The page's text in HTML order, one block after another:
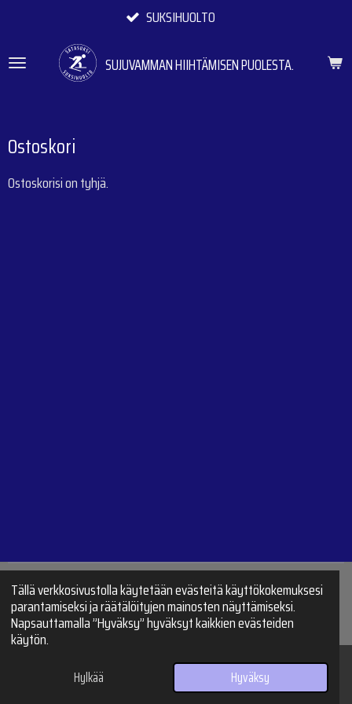
Tällä verkkosivustolla käytetään evästeitä käyttökokemuksesi
parantamiseksi ja räätälöityjen mainosten näyttämiseksi.
Napsauttamalla ”Hyväksy” hyväksyt kaikkien evästeiden
käytön.
Hylkää Hyväksy
SUJUVAMMAN HIIHTÄMISEN PUOLESTA.
SUKSIHUOLTO
Ostoskori
Ostoskorisi on tyhjä.
J
a
a
J
a
a
© 2024 - 2026 Satasuksi Suksihuolto
Instagram